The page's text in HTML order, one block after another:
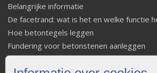
Belangrijke informatie
De facetrand: wat is het en welke functie
Hoe betontegels leggen
Fundering voor betonstenen aanleggen
Welke tuinstijl past bij mij